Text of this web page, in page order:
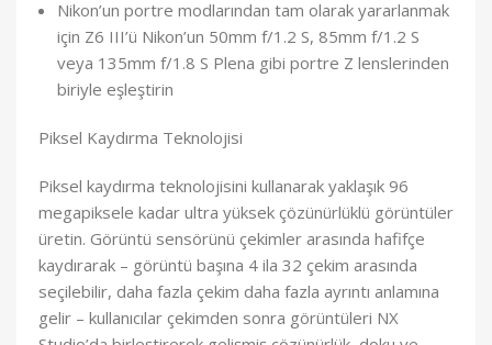
Nikon’un portre modlarından tam olarak yararlanmak
için Z6 III’ü Nikon’un 50mm f/1.2 S, 85mm f/1.2 S
veya 135mm f/1.8 S Plena gibi portre Z lenslerinden
biriyle eşleştirin
Piksel Kaydırma Teknolojisi
Piksel kaydırma teknolojisini kullanarak yaklaşık 96
megapiksele kadar ultra yüksek çözünürlüklü görüntüler
üretin. Görüntü sensörünü çekimler arasında hafifçe
kaydırarak – görüntü başına 4 ila 32 çekim arasında
seçilebilir, daha fazla çekim daha fazla ayrıntı anlamına
gelir – kullanıcılar çekimden sonra görüntüleri NX